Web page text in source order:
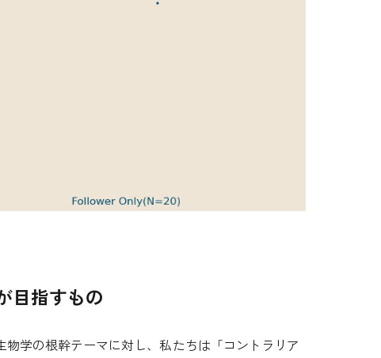
目指すもの
学の根幹テーマに対し、私たちは「コントラリア